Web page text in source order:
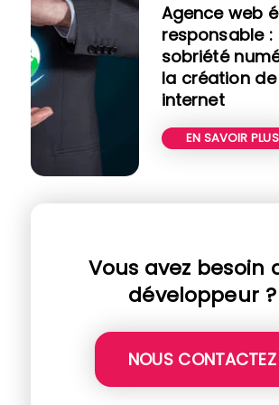
Agence web
responsable
sobriété
la création
internet
EN SAVOIR PLUS
Vous avez besoin
développeur ?
NOUS CONTACTEZ